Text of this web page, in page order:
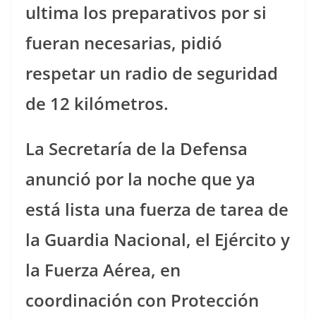
ultima los preparativos por si
fueran necesarias, pidió
respetar un radio de seguridad
de 12 kilómetros.
La Secretaría de la Defensa
anunció por la noche que ya
está lista una fuerza de tarea de
la Guardia Nacional, el Ejército y
la Fuerza Aérea, en
coordinación con Protección